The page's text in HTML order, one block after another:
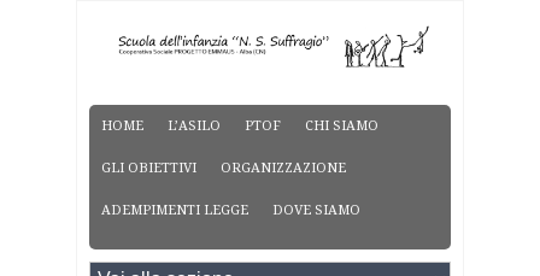
HOME L’ASILO PTOF CHI SIAMO
GLI OBIETTIVI ORGANIZZAZIONE
ADEMPIMENTI LEGGE DOVE SIAMO